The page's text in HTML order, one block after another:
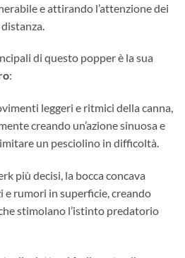
e attirando l’attenzione dei
di questo popper è la sua
:
leggeri e ritmici della canna,
creando un’azione sinuosa e
un pesciolino in difficoltà.
più decisi, la bocca concava
e rumori in superficie, creando
stimolano l’istinto predatorio